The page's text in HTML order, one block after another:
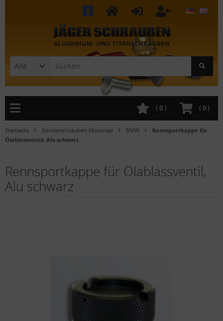
Alle
(0 )
(0 )
Startseite Sonderschrauben Motorrad BMW
Rennsportkappe für
Ölablassventil, Alu schwarz
Rennsportkappe für Ölablassventil,
Alu schwarz